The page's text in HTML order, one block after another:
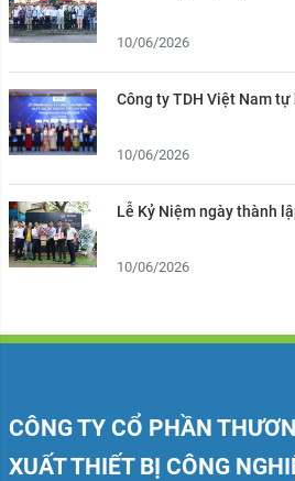
10/06/2026
Công ty TDH Việt Nam tự
10/06/2026
Lễ Kỷ Niệm ngày thành
10/06/2026
CÔNG TY CỔ PHẦN
XUẤT THIẾT BỊ CÔNG